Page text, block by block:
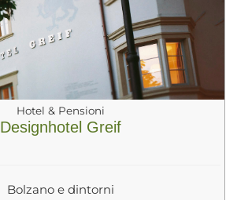
Hotel & Pensioni
Designhotel Greif
Bolzano e dintorni